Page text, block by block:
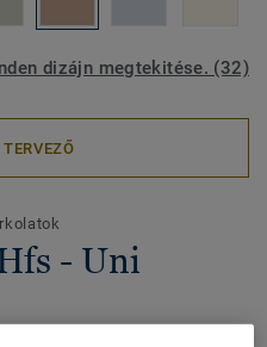
dizájn megtekitése. (32)
- Uni